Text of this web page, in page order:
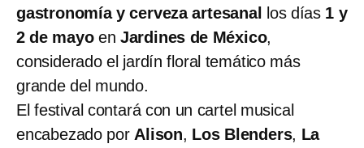
gastronomía y cerveza artesanal
los días 1 y
2 de mayoen Jardines de México,
considerado el jardín floral temático más
grande del mundo.
El festival contará con un cartel musical
encabezado por Alison, Los Blenders, La